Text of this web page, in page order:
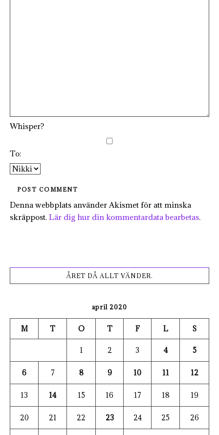
Whisper?
To:
Denna webbplats använder Akismet för att minska
skräppost. Lär dig hur din kommentardata bearbetas.
ÅRET DÅ ALLT VÄNDER.
april 2020
M T O T F L S
1 2 3 4 5
6 7 8 9 10 11 12
13 14 15 16 17 18 19
20 21 22 23 24 25 26